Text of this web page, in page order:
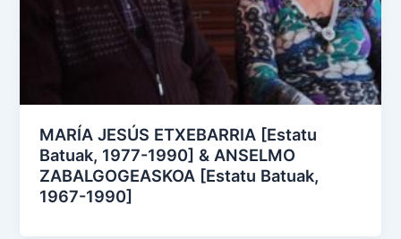
MARÍA JESÚS ETXEBARRIA [Estatu
Batuak, 1977-1990] & ANSELMO
ZABALGOGEASKOA [Estatu Batuak,
1967-1990]